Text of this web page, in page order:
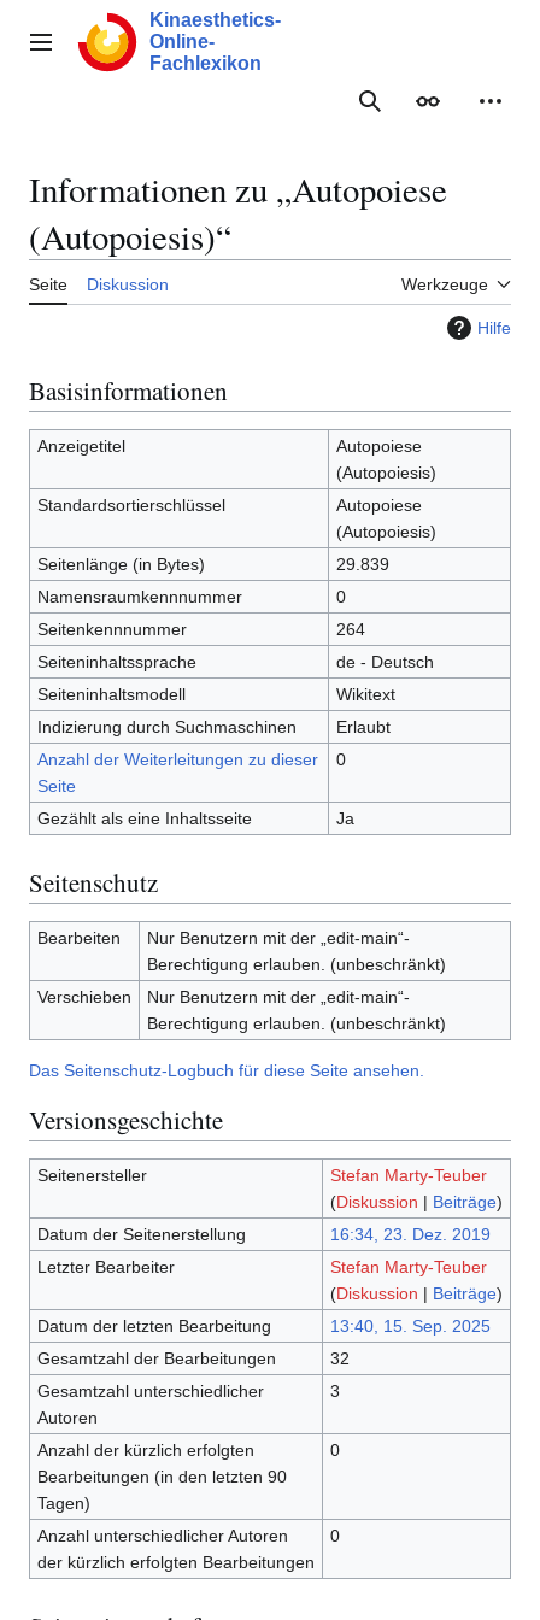
Inhalt
springenHauptmenü
Kinaesthetics-
Online-
Fachlexikon
Suche
Informationen zu „Autopoiese
(Autopoiesis)“
Seite Diskussion Werkzeuge
Hilfe
Basisinformationen
Anzeigetitel
Autopoiese
(Autopoiesis)
Standardsortierschlüssel
Autopoiese
(Autopoiesis)
Seitenlänge (in Bytes)
29.839
Namensraumkennnummer
0
Seitenkennnummer
264
Seiteninhaltssprache
de - Deutsch
Seiteninhaltsmodell
Wikitext
Indizierung durch Suchmaschinen
Erlaubt
Anzahl der Weiterleitungen zu dieser
Seite
0
Gezählt als eine Inhaltsseite Ja
Seitenschutz
Bearbeiten
Nur Benutzern mit der „edit-main“-
Berechtigung erlauben. (unbeschränkt)
Verschieben
Nur Benutzern mit der „edit-main“-
Berechtigung erlauben. (unbeschränkt)
Das Seitenschutz-Logbuch für diese Seite ansehen.
Versionsgeschichte
Seitenersteller
Stefan Marty-Teuber
(Diskussion | Beiträge)
Datum der Seitenerstellung
16:34, 23. Dez. 2019
Letzter Bearbeiter
Stefan Marty-Teuber
(Diskussion | Beiträge)
Datum der letzten Bearbeitung
13:40, 15. Sep. 2025
Gesamtzahl der Bearbeitungen
32
Gesamtzahl unterschiedlicher
Autoren
3
Anzahl der kürzlich erfolgten
Bearbeitungen (in den letzten 90
Tagen)
0
Anzahl unterschiedlicher Autoren
der kürzlich erfolgten Bearbeitungen
0